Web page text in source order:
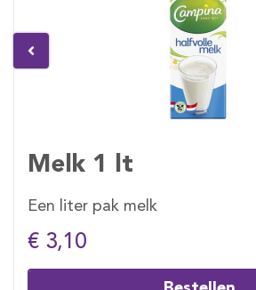
Melk 1 lt
Een liter pak melk
€ 3,10